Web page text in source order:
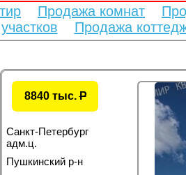
Продажа комнат
Продажа
8840 тыс.P
Санкт-Петербург
адм.ц.
Пушкинский р-н